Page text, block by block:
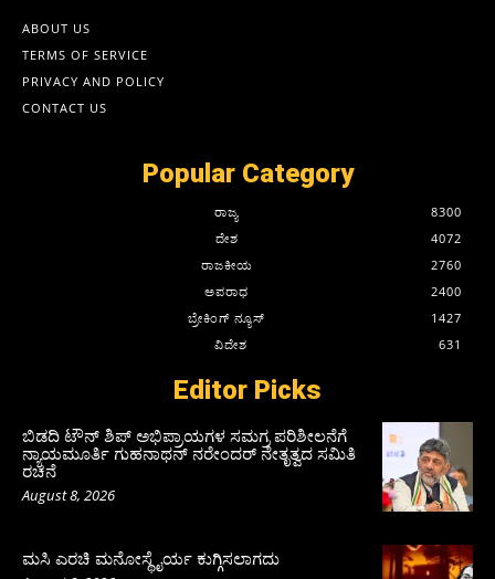
ABOUT US
TERMS OF SERVICE
PRIVACY AND POLICY
CONTACT US
Popular Category
ರಾಜ್ಯ
8300
ದೇಶ
4072
ರಾಜಕೀಯ
2760
ಅಪರಾಧ
2400
ಬ್ರೇಕಿಂಗ್ ನ್ಯೂಸ್
1427
ವಿದೇಶ
631
Editor Picks
ಬಿಡದಿ ಟೌನ್ ಶಿಪ್ ಅಭಿಪ್ರಾಯಗಳ ಸಮಗ್ರ ಪರಿಶೀಲನೆಗೆ
ನ್ಯಾಯಮೂರ್ತಿ ಗುಹನಾಥನ್ ನರೇಂದರ್ ನೇತೃತ್ವದ ಸಮಿತಿ
ರಚನೆ
August 8, 2026
ಮಸಿ ಎರಚಿ ಮನೋಸ್ಥೈರ್ಯ ಕುಗ್ಗಿಸಲಾಗದು